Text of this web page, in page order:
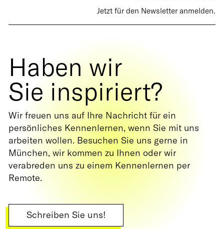
Jetzt für den Newsletter anmelden.
Haben wir
Sie inspiriert?
Wir freuen uns auf Ihre Nachricht für ein
persönliches Kennenlernen, wenn Sie mit uns
arbeiten wollen. Besuchen Sie uns gerne in
München, wir kommen zu Ihnen oder wir
verabreden uns zu einem Kennenlernen per
Remote.
Schreiben Sie uns!